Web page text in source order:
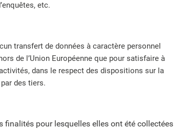
etc.
transfert de données à caractère personnel
de l’Union Européenne que pour satisfaire à
dans le respect des dispositions sur la
des tiers.
finalités pour lesquelles elles ont été collectées